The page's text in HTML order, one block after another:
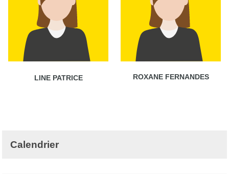
LINE PATRICE ROXANE FERNANDES
Calendrier